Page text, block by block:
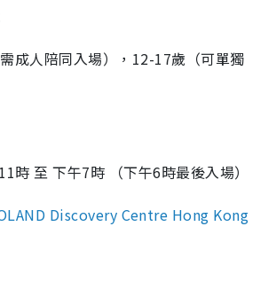
成人陪同入場）， 12-17歲（可單獨
11時 至 下午7時 （下午6時最後入場）
Discovery Centre Hong Kong